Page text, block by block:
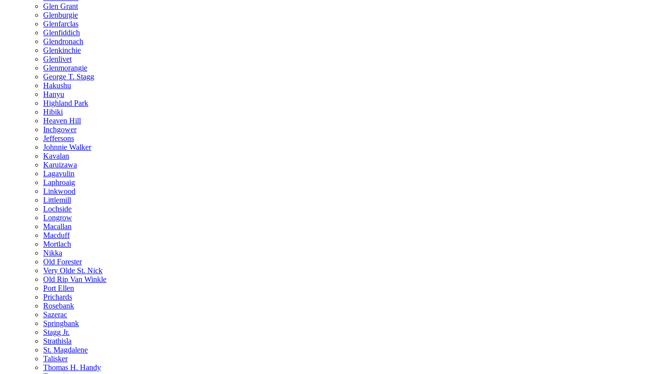
Glen Grant
Glenburgie
Glenfarclas
Glenfiddich
Glendronach
Glenkinchie
Glenlivet
Glenmorangie
George T. Stagg
Hakushu
Hanyu
Highland Park
Hibiki
Heaven Hill
Inchgower
Jeffersons
Johnnie Walker
Kavalan
Karuizawa
Lagavulin
Laphroaig
Linkwood
Littlemill
Lochside
Longrow
Macallan
Macduff
Mortlach
Nikka
Old Forester
Very Olde St. Nick
Old Rip Van Winkle
Port Ellen
Prichards
Rosebank
Sazerac
Springbank
Stagg Jr.
Strathisla
St. Magdalene
Talisker
Thomas H. Handy